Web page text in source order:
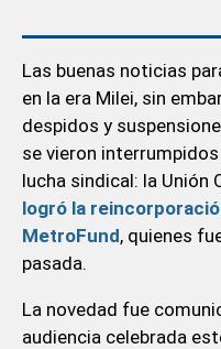
Las buenas noticias
en la era Milei, sin
despidos y
se vieron
lucha sindical: la Unión
logró la
MetroFund, quienes
pasada.
La novedad fue
audiencia celebrada